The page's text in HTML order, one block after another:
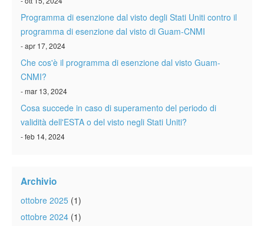
Programma di esenzione dal visto degli Stati Uniti contro il
programma di esenzione dal visto di Guam-CNMI
- apr 17, 2024
Che cos'è il programma di esenzione dal visto Guam-
CNMI?
- mar 13, 2024
Cosa succede in caso di superamento del periodo di
validità dell'ESTA o del visto negli Stati Uniti?
- feb 14, 2024
Archivio
ottobre 2025 (1)
ottobre 2024 (1)